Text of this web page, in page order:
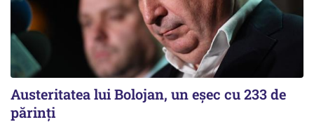
Austeritatea lui Bolojan, un eșec cu 233 de
părinți